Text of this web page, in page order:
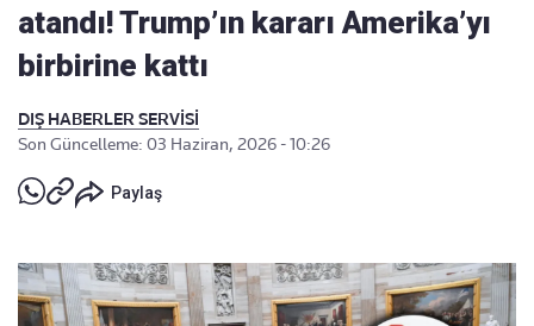
atandı! Trump’ın kararı Amerika’yı
birbirine kattı
DIŞ HABERLER SERVİSİ
Son Güncelleme: 03 Haziran, 2026 - 10:26
Paylaş